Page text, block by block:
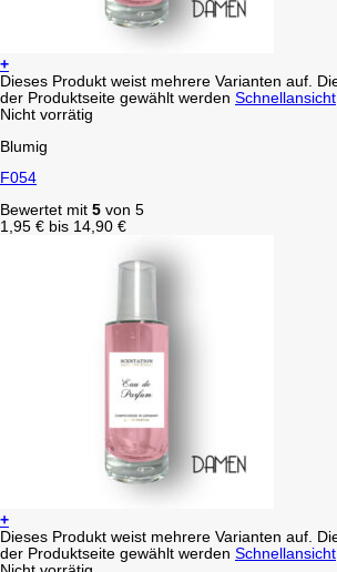
+
Dieses Produkt weist mehrere Varianten auf.
der Produktseite gewählt werden Schnellansicht
Nicht vorrätig
Blumig
F054
Bewertet mit 5 von 5
1,95 € bis 14,90 €
+
Dieses Produkt weist mehrere Varianten auf.
der Produktseite gewählt werden Schnellansicht